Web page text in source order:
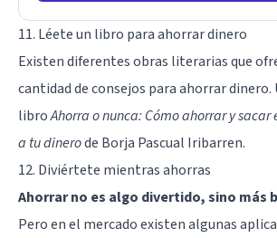
11. Léete un libro para ahorrar dinero
Existen diferentes obras literarias que
cantidad de consejos para ahorrar dinero.
libroAhorra o nunca: Cómo ahorrar y
a tu dinerode Borja Pascual Iribarren.
12. Diviértete mientras ahorras
Ahorrar no es algo divertido, sino más
Pero en el mercado existen algunas